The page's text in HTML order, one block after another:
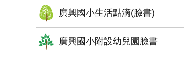
廣興國小生活點滴(臉書)
廣興國小附設幼兒園臉書